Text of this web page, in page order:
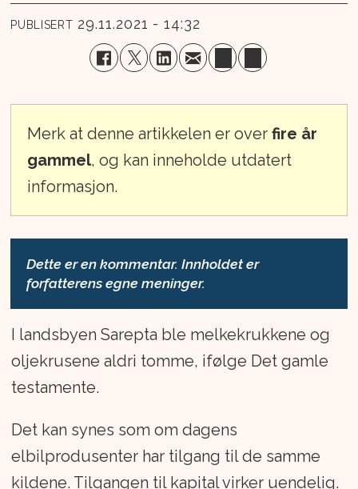
PUBLISERT 29.11.2021 - 14:32
Merk at denne artikkelen er overfire år
gammel, og kan inneholde utdatert
informasjon.
Dette er en kommentar. Innholdet er
forfatterens egne meninger.
I landsbyen Sarepta ble melkekrukkene og
oljekrusene aldri tomme, ifølge Det gamle
testamente.
Det kan synes som om dagens
elbilprodusenter har tilgang til de samme
kildene. Tilgangen til kapital virker uendelig.